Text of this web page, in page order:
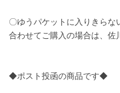
〇ゆうパケットに入りきらな
合わせてご購入の場合は、佐
◆ポスト投函の商品です◆